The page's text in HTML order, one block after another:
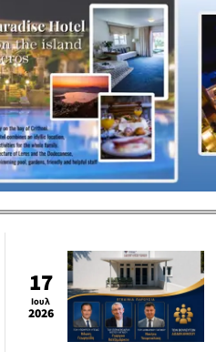
17
Ιουλ
2026